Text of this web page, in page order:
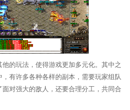
的玩法，使得游戏更加多元化。其中之
有许多各种各样的副本，需要玩家组队
对强大的敌人，还要合理分工，共同合